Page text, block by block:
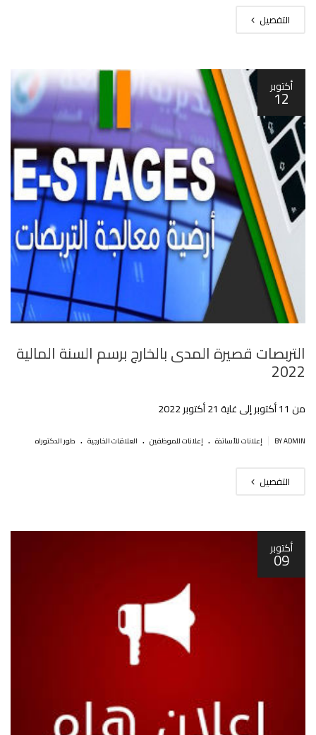
التفصيل
أكتوبر
12
التربصات قصيرة المدى بالخارج برسم السنة المالية
2022
من 11 أكتوبر إلى غاية 21 أكتوبر 2022
BY ADMIN إعلانات للأساتذة . إعلانات للموظفين . العلاقات الخارجية . طور الدكتوراه
التفصيل
أكتوبر
09